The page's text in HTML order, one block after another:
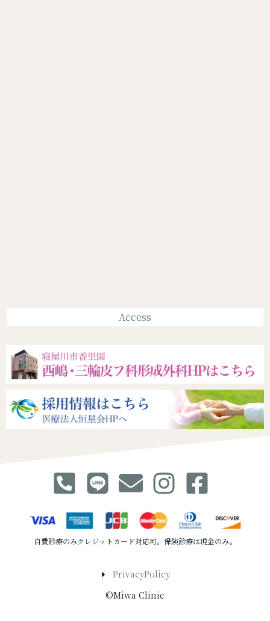
Access
自費診療のみクレジットカード対応可。保険診療は現金のみ。
PrivacyPolicy
©Miwa Clinic